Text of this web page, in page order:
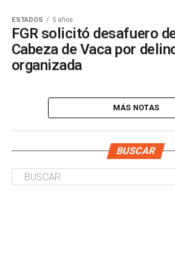
ESTADOS 5 años
FGR solicitó desafuero
Cabeza de Vaca por
organizada
MÁS NOTAS
BUSCAR